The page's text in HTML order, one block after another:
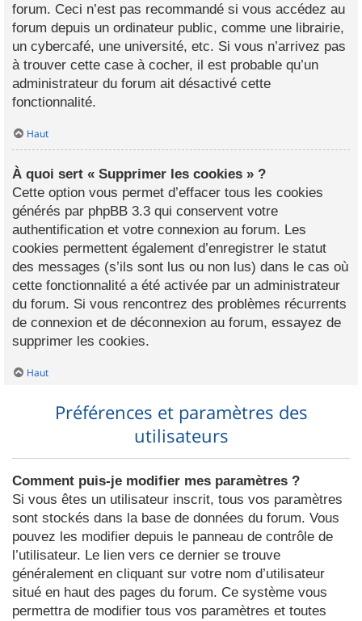
forum. Ceci n’est pas recommandé si vous accédez au
forum depuis un ordinateur public, comme une librairie,
un cybercafé, une université, etc. Si vous n’arrivez pas
à trouver cette case à cocher, il est probable qu’un
administrateur du forum ait désactivé cette
fonctionnalité.
Haut
À quoi sert « Supprimer les cookies » ?
Cette option vous permet d’effacer tous les cookies
générés par phpBB 3.3 qui conservent votre
authentification et votre connexion au forum. Les
cookies permettent également d’enregistrer le statut
des messages (s’ils sont lus ou non lus) dans le cas où
cette fonctionnalité a été activée par un administrateur
du forum. Si vous rencontrez des problèmes récurrents
de connexion et de déconnexion au forum, essayez de
supprimer les cookies.
Haut
Préférences et paramètres des
utilisateurs
Comment puis-je modifier mes paramètres ?
Si vous êtes un utilisateur inscrit, tous vos paramètres
sont stockés dans la base de données du forum. Vous
pouvez les modifier depuis le panneau de contrôle de
l’utilisateur. Le lien vers ce dernier se trouve
généralement en cliquant sur votre nom d’utilisateur
situé en haut des pages du forum. Ce système vous
permettra de modifier tous vos paramètres et toutes